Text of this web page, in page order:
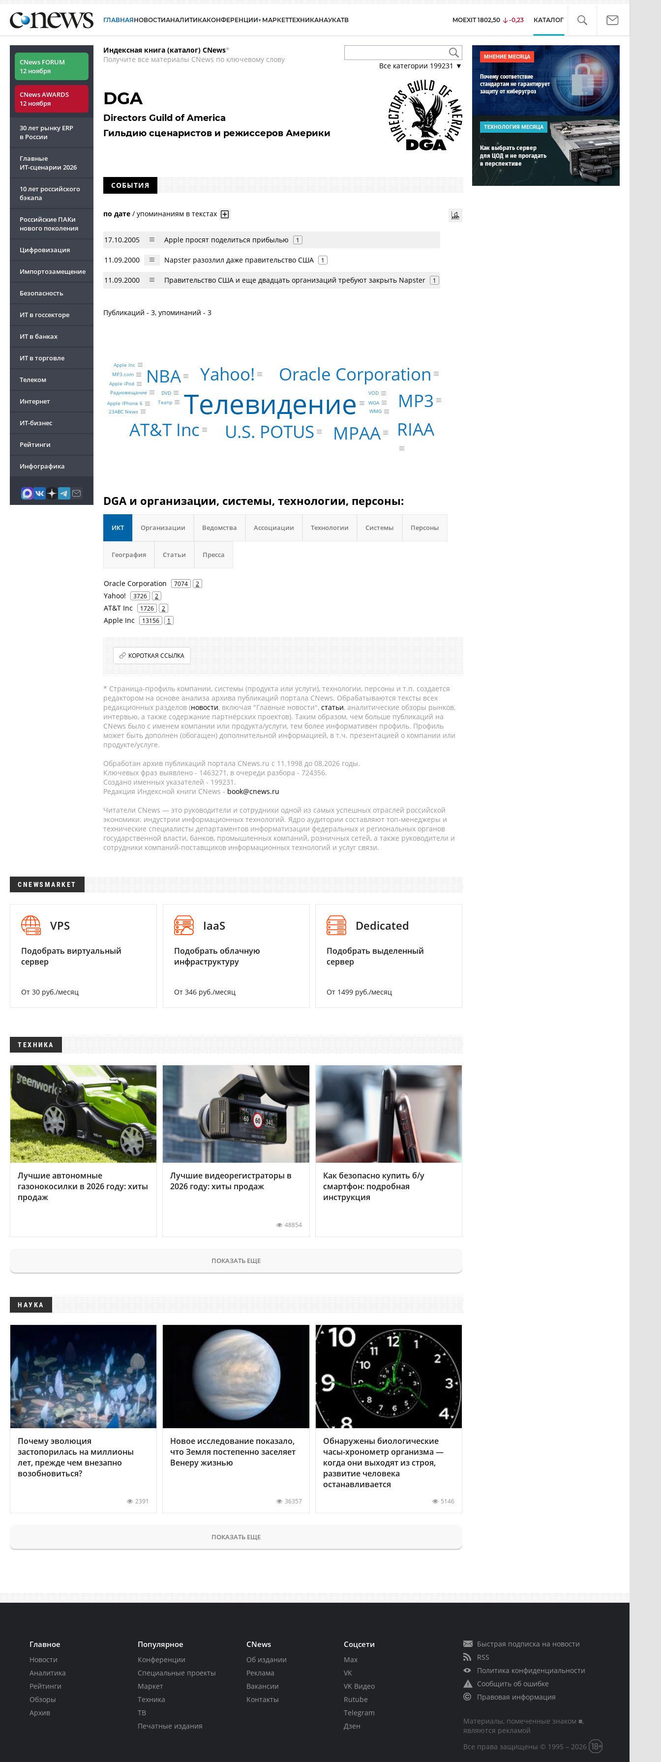
ГЛАВНАЯНОВОСТИАНАЛИТИКАКОНФЕРЕНЦИИ МАРКЕТТЕХНИКАНАУКАТВ MOEXIT 1802,50 -0,23 КАТАЛОГ
CNews FORUM
12 ноября
CNews AWARDS
12 ноября
30 лет рынку ERP
в России
Главные
ИТ-сценарии 2026
10 лет российского
бэкапа
Российские ПАКи
нового поколения
Цифровизация
Импортозамещение
Безопасность
ИТ в госсекторе
ИТ в банках
ИТ в торговле
Телеком
Интернет
ИТ-бизнес
Рейтинги
Инфографика
Индексная книга (каталог) CNews*
Получите все материалы CNews по ключевому слову
Все категории 199231 ▼
DGA
Directors Guild of America
Гильдию сценаристов и режиссеров Америки
СОБЫТИЯ
по дате / упоминаниям в текстах
17.10.2005 Apple просят поделиться прибылью 1
11.09.2000 Napster разозлил даже правительство США 1
11.09.2000 Правительство США и еще двадцать организаций требуют закрыть Napster 1
Публикаций - 3, упоминаний - 3
Телевидение
Oracle Corporation
Yahoo!
AT&T Inc U.S. POTUS МРАА
NBA
RIAA
MP3
Apple Inc
WMG
WGA
VOD
Радиовещание
DVD
Apple iPhone 6
MP3.com
Apple iPod
Театр
23ABC News
DGA и организации, системы, технологии, персоны:
ИКТ Организации Ведомства Ассоциации Технологии Системы Персоны
География Статьи Пресса
Oracle Corporation 7074 2
Yahoo! 3726 2
AT&T Inc 1726 2
Apple Inc 13156 1
КОРОТКАЯ ССЫЛКА
* Страница-профиль компании, системы (продукта или услуги), технологии, персоны и т.п. создается
редактором на основе анализа архива публикаций портала CNews. Обрабатываются тексты всех
редакционных разделов (новости, включая "Главные новости", статьи, аналитические обзоры рынков,
интервью, а также содержание партнёрских проектов). Таким образом, чем больше публикаций на
CNews было с именем компании или продукта/услуги, тем более информативен профиль. Профиль
может быть дополнен (обогащен) дополнительной информацией, в т.ч. презентацией о компании или
продукте/услуге.
Обработан архив публикаций портала CNews.ru c 11.1998 до 08.2026 годы.
Ключевых фраз выявлено - 1463271, в очереди разбора - 724356.
Создано именных указателей - 199231.
Редакция Индексной книги CNews - book@cnews.ru
Читатели CNews — это руководители и сотрудники одной из самых успешных отраслей российской
экономики: индустрии информационных технологий. Ядро аудитории составляют топ-менеджеры и
технические специалисты департаментов информатизации федеральных и региональных органов
государственной власти, банков, промышленных компаний, розничных сетей, а также руководители и
сотрудники компаний-поставщиков информационных технологий и услуг связи.
CNEWSMARKET
VPS
Подобрать виртуальный
сервер
От 30 руб./месяц
IaaS
Подобрать облачную
инфраструктуру
От 346 руб./месяц
Dedicated
Подобрать выделенный
сервер
От 1499 руб./месяц
ТЕХНИКА
Лучшие автономные
газонокосилки в 2026 году: хиты
продаж
Лучшие видеорегистраторы в
2026 году: хиты продаж
48854
Как безопасно купить б/у
смартфон: подробная
инструкция
ПОКАЗАТЬ ЕЩЕ
НАУКА
Почему эволюция
застопорилась на миллионы
лет, прежде чем внезапно
возобновиться?
2391
Новое исследование показало,
что Земля постепенно заселяет
Венеру жизнью
36357
Обнаружены биологические
часы-хронометр организма —
когда они выходят из строя,
развитие человека
останавливается
5146
ПОКАЗАТЬ ЕЩЕ
МНЕНИЕ МЕСЯЦА
Почему соответствие
стандартам не гарантирует
защиту от киберугроз
ТЕХНОЛОГИЯ МЕСЯЦА
Как выбрать сервер
для ЦОД и не прогадать
в перспективе
Главное
Новости
Аналитика
Рейтинги
Обзоры
Архив
Популярное
Конференции
Специальные проекты
Маркет
Техника
ТВ
Печатные издания
CNews
Об издании
Реклама
Вакансии
Контакты
Соцсети
Max
VK
VK Видео
Rutube
Telegram
Дзен
Быстрая подписка на новости
RSS
Политика конфиденциальности
Сообщить об ошибке
Правовая информация
Материалы, помеченные знаком ■,
являются рекламой
Все права защищены © 1995 – 2026